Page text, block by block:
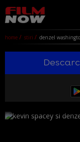
home stiri denzel washington spune că